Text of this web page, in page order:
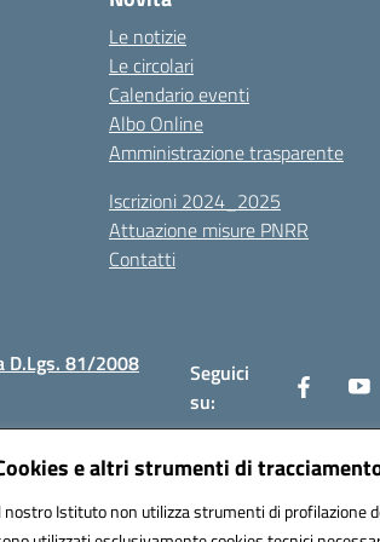
e altri strumenti di
nostro Istituto non utilizza strumenti di profilazione
Le notizie
Le circolari
Calendario eventi
Albo Online
Amministrazione trasparente
Iscrizioni 2024_2025
Attuazione misure PNRR
Contatti
D.Lgs. 81/2008
Seguici
su: